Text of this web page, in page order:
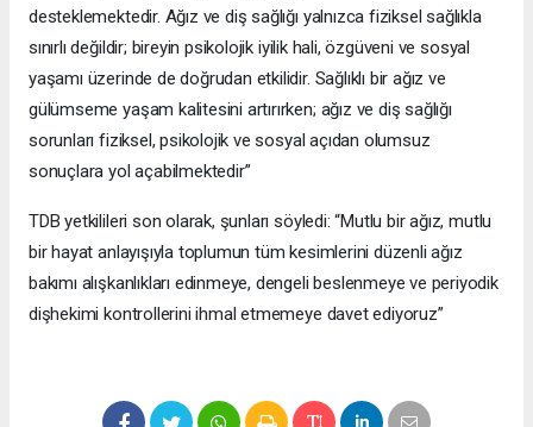
desteklemektedir. Ağız ve diş sağlığı yalnızca fiziksel sağlıkla
sınırlı değildir; bireyin psikolojik iyilik hali, özgüveni ve sosyal
yaşamı üzerinde de doğrudan etkilidir. Sağlıklı bir ağız ve
gülümseme yaşam kalitesini artırırken; ağız ve diş sağlığı
sorunları fiziksel, psikolojik ve sosyal açıdan olumsuz
sonuçlara yol açabilmektedir”
TDB yetkilileri son olarak, şunları söyledi: “Mutlu bir ağız, mutlu
bir hayat anlayışıyla toplumun tüm kesimlerini düzenli ağız
bakımı alışkanlıkları edinmeye, dengeli beslenmeye ve periyodik
dişhekimi kontrollerini ihmal etmemeye davet ediyoruz”